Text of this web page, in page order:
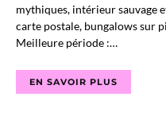
mythiques, intérieur sauvage
carte postale, bungalows sur
Meilleure période :…
EN SAVOIR PLUS